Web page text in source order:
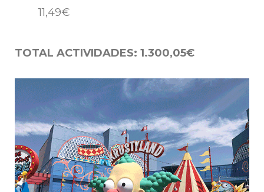
11,49€
TOTAL ACTIVIDADES: 1.300,05€